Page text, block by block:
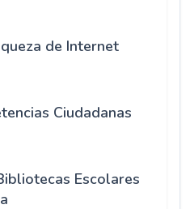
de Internet
Ciudadanas
Escolares